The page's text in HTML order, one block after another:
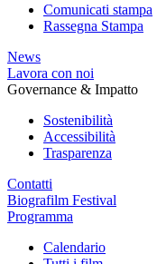
Comunicati stampa
Rassegna Stampa
News
Lavora con noi
Governance & Impatto
Sostenibilità
Accessibilità
Trasparenza
Contatti
Biografilm Festival
Programma
Calendario